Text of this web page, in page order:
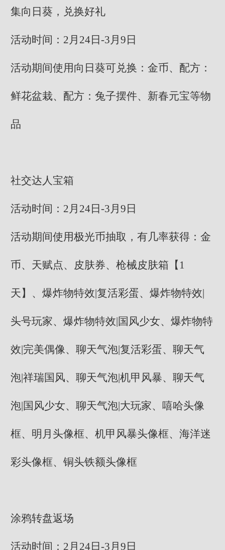
集向日葵，兑换好礼
活动时间：2月24日-3月9日
活动期间使用向日葵可兑换：金币、配方：
鲜花盆栽、配方：兔子摆件、新春元宝等物
品
社交达人宝箱
活动时间：2月24日-3月9日
活动期间使用极光币抽取，有几率获得：金
币、天赋点、皮肤券、枪械皮肤箱【1
天】、爆炸物特效|复活彩蛋、爆炸物特效|
头号玩家、爆炸物特效|国风少女、爆炸物特
效|完美偶像、聊天气泡|复活彩蛋、聊天气
泡|祥瑞国风、聊天气泡|机甲风暴、聊天气
泡|国风少女、聊天气泡|大玩家、嘻哈头像
框、明月头像框、机甲风暴头像框、海洋迷
彩头像框、铜头铁额头像框
涂鸦转盘返场
活动时间：2月24日-3月9日